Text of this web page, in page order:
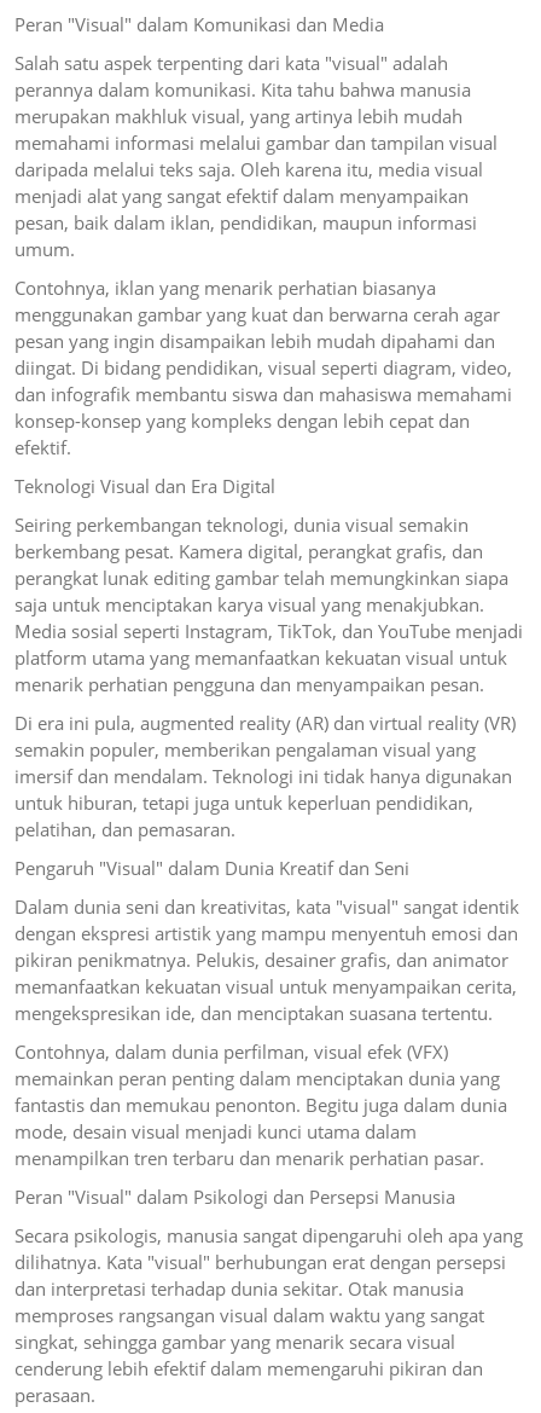
Peran "Visual" dalam Komunikasi dan Media
Salah satu aspek terpenting dari kata "visual" adalah
perannya dalam komunikasi. Kita tahu bahwa manusia
merupakan makhluk visual, yang artinya lebih mudah
memahami informasi melalui gambar dan tampilan visual
daripada melalui teks saja. Oleh karena itu, media visual
menjadi alat yang sangat efektif dalam menyampaikan
pesan, baik dalam iklan, pendidikan, maupun informasi
umum.
Contohnya, iklan yang menarik perhatian biasanya
menggunakan gambar yang kuat dan berwarna cerah agar
pesan yang ingin disampaikan lebih mudah dipahami dan
diingat. Di bidang pendidikan, visual seperti diagram, video,
dan infografik membantu siswa dan mahasiswa memahami
konsep-konsep yang kompleks dengan lebih cepat dan
efektif.
Teknologi Visual dan Era Digital
Seiring perkembangan teknologi, dunia visual semakin
berkembang pesat. Kamera digital, perangkat grafis, dan
perangkat lunak editing gambar telah memungkinkan siapa
saja untuk menciptakan karya visual yang menakjubkan.
Media sosial seperti Instagram, TikTok, dan YouTube menjadi
platform utama yang memanfaatkan kekuatan visual untuk
menarik perhatian pengguna dan menyampaikan pesan.
Di era ini pula, augmented reality (AR) dan virtual reality (VR)
semakin populer, memberikan pengalaman visual yang
imersif dan mendalam. Teknologi ini tidak hanya digunakan
untuk hiburan, tetapi juga untuk keperluan pendidikan,
pelatihan, dan pemasaran.
Pengaruh "Visual" dalam Dunia Kreatif dan Seni
Dalam dunia seni dan kreativitas, kata "visual" sangat identik
dengan ekspresi artistik yang mampu menyentuh emosi dan
pikiran penikmatnya. Pelukis, desainer grafis, dan animator
memanfaatkan kekuatan visual untuk menyampaikan cerita,
mengekspresikan ide, dan menciptakan suasana tertentu.
Contohnya, dalam dunia perfilman, visual efek (VFX)
memainkan peran penting dalam menciptakan dunia yang
fantastis dan memukau penonton. Begitu juga dalam dunia
mode, desain visual menjadi kunci utama dalam
menampilkan tren terbaru dan menarik perhatian pasar.
Peran "Visual" dalam Psikologi dan Persepsi Manusia
Secara psikologis, manusia sangat dipengaruhi oleh apa yang
dilihatnya. Kata "visual" berhubungan erat dengan persepsi
dan interpretasi terhadap dunia sekitar. Otak manusia
memproses rangsangan visual dalam waktu yang sangat
singkat, sehingga gambar yang menarik secara visual
cenderung lebih efektif dalam memengaruhi pikiran dan
perasaan.